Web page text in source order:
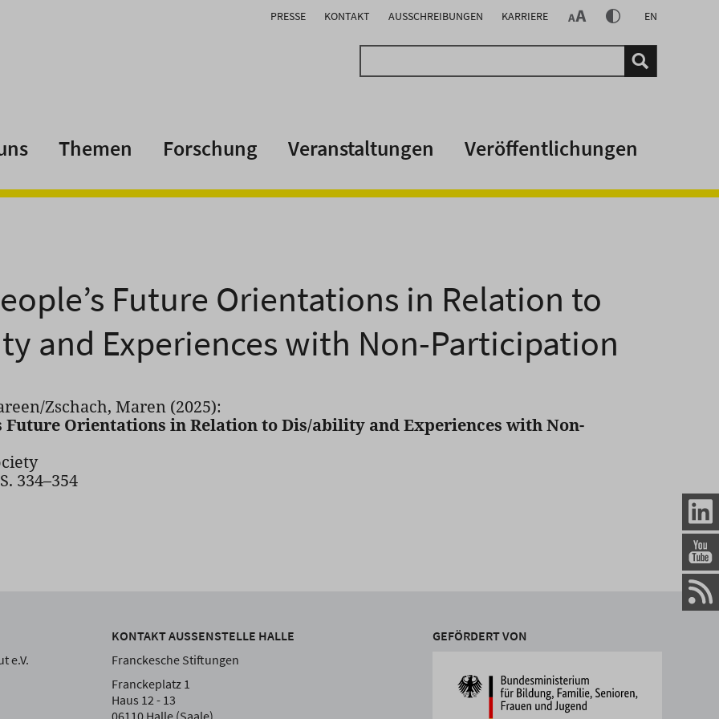
PRESSE KONTAKT AUSSCHREIBUNGEN KARRIERE EN
Themen Forschung Veranstaltungen Veröffentlichungen
Future Orientations in Relation to
and Experiences with Non-Participation
Zschach, Maren (2025):
Future Orientations in Relation to Dis/ability and Experiences with Non-
334–354
e.V.
KONTAKT AUSSENSTELLE HALLE
Franckesche Stiftungen
Franckeplatz 1
Haus 12 - 13
GEFÖRDERT VON